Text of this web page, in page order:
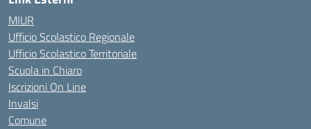
MIUR
Ufficio Scolastico Regionale
Ufficio Scolastico Territoriale
Scuola in Chiaro
Iscrizioni On Line
Invalsi
Comune